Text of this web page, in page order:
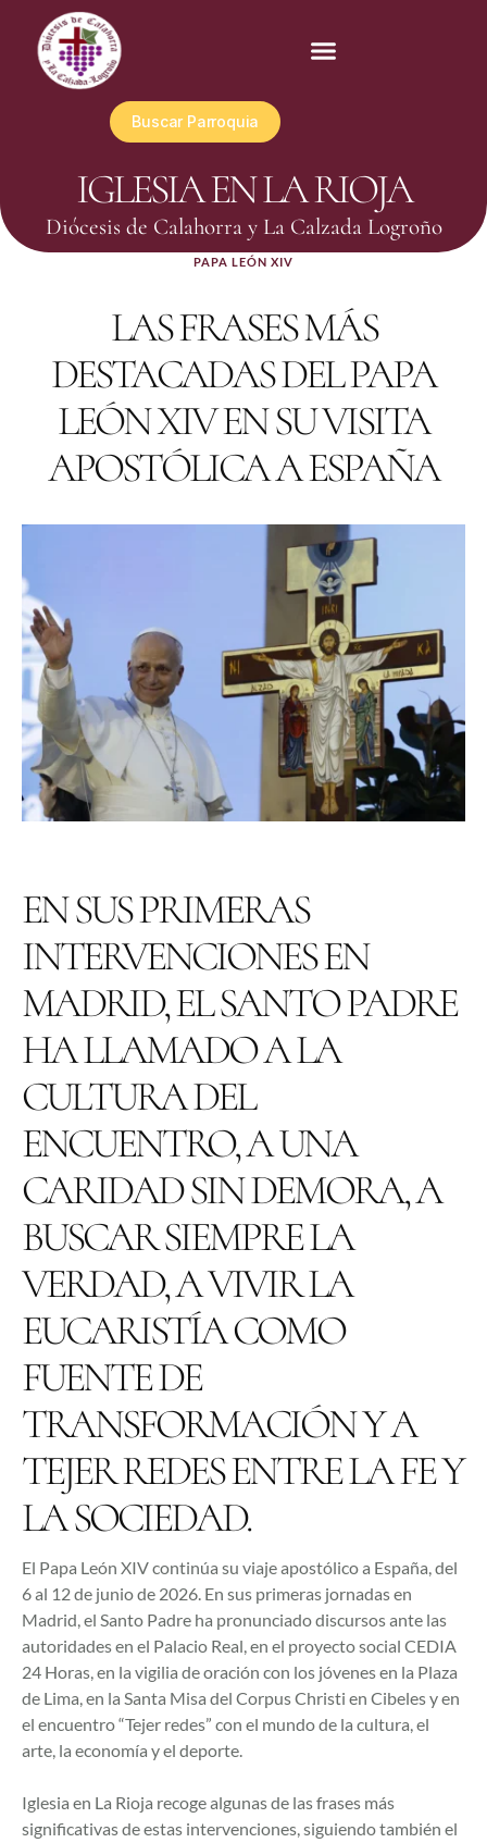
Buscar Parroquia
IGLESIA EN LA RIOJA
Diócesis de Calahorra y La Calzada Logroño
PAPA LEÓN XIV
LAS FRASES MÁS
DESTACADAS DEL PAPA
LEÓN XIV EN SU VISITA
APOSTÓLICA A ESPAÑA
EN SUS PRIMERAS
INTERVENCIONES EN
MADRID, EL SANTO PADRE
HA LLAMADO A LA
CULTURA DEL
ENCUENTRO, A UNA
CARIDAD SIN DEMORA, A
BUSCAR SIEMPRE LA
VERDAD, A VIVIR LA
EUCARISTÍA COMO
FUENTE DE
TRANSFORMACIÓN Y A
TEJER REDES ENTRE LA FE Y
LA SOCIEDAD.
El Papa León XIV continúa su viaje apostólico a España, del
6 al 12 de junio de 2026. En sus primeras jornadas en
Madrid, el Santo Padre ha pronunciado discursos ante las
autoridades en el Palacio Real, en el proyecto social CEDIA
24 Horas, en la vigilia de oración con los jóvenes en la Plaza
de Lima, en la Santa Misa del Corpus Christi en Cibeles y en
el encuentro “Tejer redes” con el mundo de la cultura, el
arte, la economía y el deporte.
Iglesia en La Rioja recoge algunas de las frases más
significativas de estas intervenciones, siguiendo también el